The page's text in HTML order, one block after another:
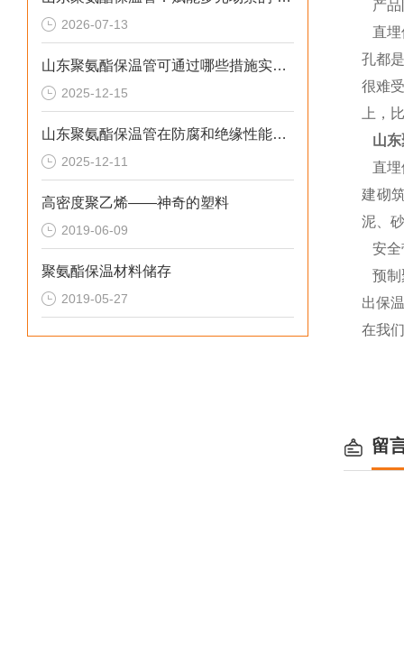
2026-07-13
山东聚氨酯保温管可通过哪些措施实现快速施工
2025-12-15
山东聚氨酯保温管在防腐和绝缘性能方面表现优异
2025-12-11
高密度聚乙烯——神奇的塑料
2019-06-09
聚氨酯保温材料储存
2019-05-27
产品
直埋
孔都
很难
上，
山
直埋
建砌
泥、
安
预制
出保
在我
留